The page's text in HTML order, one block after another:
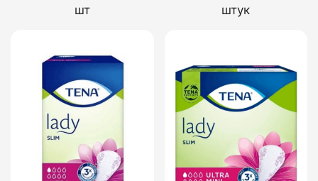
шт
штук